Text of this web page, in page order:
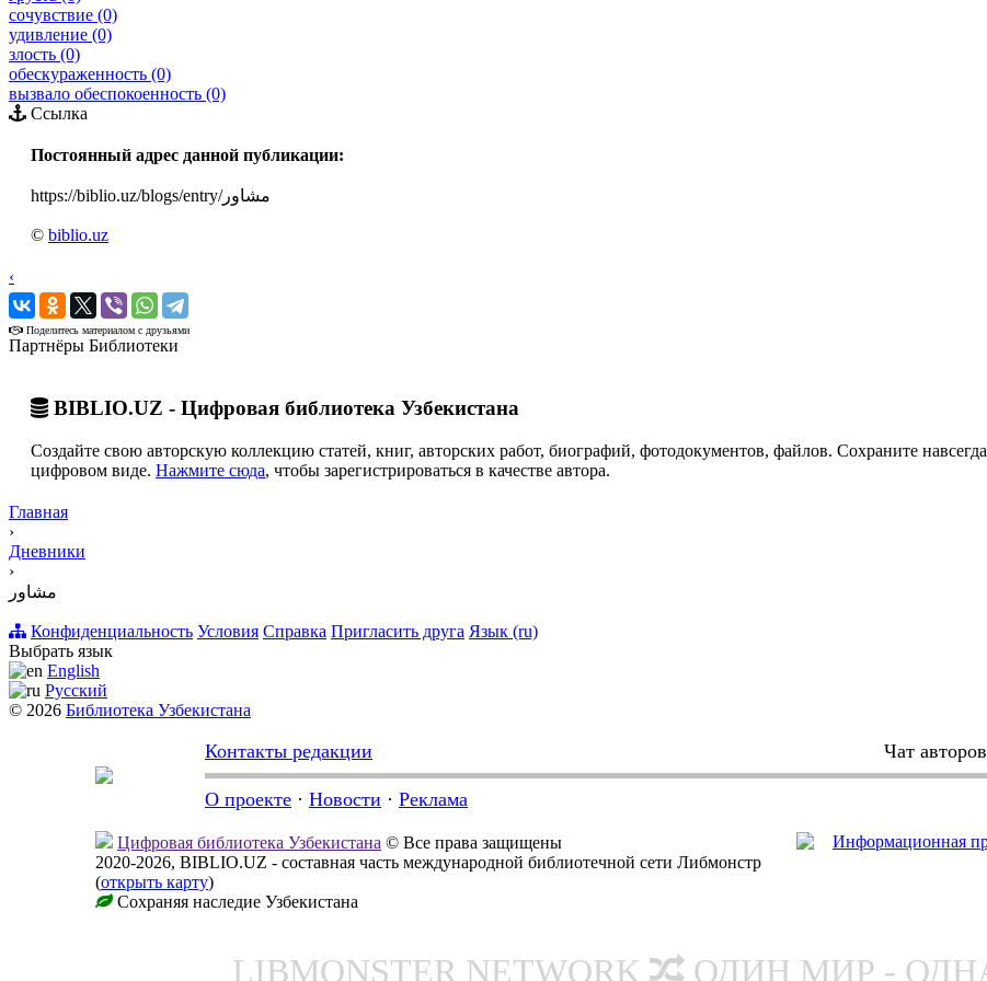
сочувствие (0)
удивление (0)
злость (0)
обескураженность (0)
вызвало обеспокоенность (0)
Ссылка
Постоянный адрес данной публикации:
https://biblio.uz/blogs/entry/مشاور
© biblio.uz
‹
›
Поделитесь материалом с друзьями
Партнёры Библиотеки
BIBLIO.UZ - Цифровая библиотека Узбекистана
Создайте свою авторскую коллекцию статей, книг, авторских работ, биографий, фотодокументов, файлов. Сохраните
цифровом виде. Нажмите сюда, чтобы зарегистрироваться в качестве автора.
Главная
›
Дневники
›
مشاور
Конфиденциальность Условия Справка Пригласить друга Язык (ru)
Выбрать язык
English
Русский
© 2026 Библиотека Узбекистана
Контакты редакции Чат
О проекте · Новости · Реклама
Цифровая библиотека Узбекистана © Все права защищены
2020-2026, BIBLIO.UZ - составная часть международной библиотечной сети Либмонстр
(открыть карту)
Сохраняя наследие Узбекистана
LIBMONSTER NETWORK ОДИН МИР -